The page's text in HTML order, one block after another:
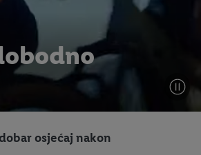
osjećaj nakon